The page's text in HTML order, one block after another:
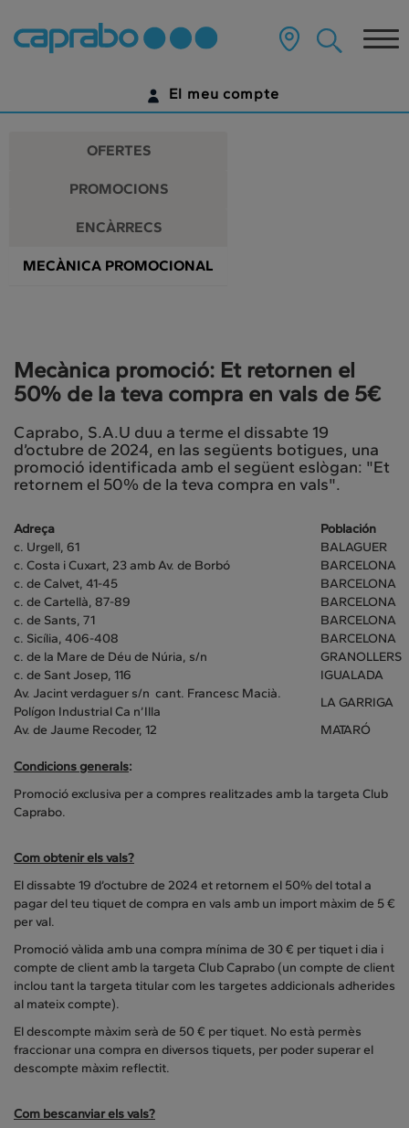
Promocions
descomptes
als
nostres
supermercats
contingut
pàgina
El meu compte
ENCARA NO TENS UN COMPTE DIGITAL?
OFERTES
PROMOCIONS
ENCÀRRECS
MECÀNICA PROMOCIONAL
Mecànica promoció: Et retornen el
50% de la teva compra en vals de 5€
Caprabo, S.A.U duu a terme el dissabte 19
d’octubre de 2024, en las següents botigues, una
promoció identificada amb el següent eslògan: "Et
retornem el 50% de la teva compra en vals".
Adreça
Población
c. Urgell, 61
BALAGUER
c. Costa i Cuxart, 23 amb Av. de Borbó
BARCELONA
c. de Calvet, 41-45
BARCELONA
c. de Cartellà, 87-89
BARCELONA
c. de Sants, 71
BARCELONA
c. Sicília, 406-408
BARCELONA
c. de la Mare de Déu de Núria, s/n
GRANOLLERS
c. de Sant Josep, 116
IGUALADA
Av. Jacint verdaguer s/n cant. Francesc Macià.
Polígon Industrial Ca n’Illa
LA GARRIGA
Av. de Jaume Recoder, 12
MATARÓ
Condicions generals:
Promoció exclusiva per a compres realitzades amb la targeta Club
Caprabo.
Com obtenir els vals?
El dissabte 19 d’octubre de 2024 et retornem el 50% del total a
pagar del teu tiquet de compra en vals amb un import màxim de 5 €
per val.
Promoció vàlida amb una compra mínima de 30 € per tiquet i dia i
compte de client amb la targeta Club Caprabo (un compte de client
inclou tant la targeta titular com les targetes addicionals adherides
al mateix compte).
El descompte màxim serà de 50 € per tiquet. No està permès
fraccionar una compra en diversos tiquets, per poder superar el
descompte màxim reflectit.
Com bescanviar els vals?